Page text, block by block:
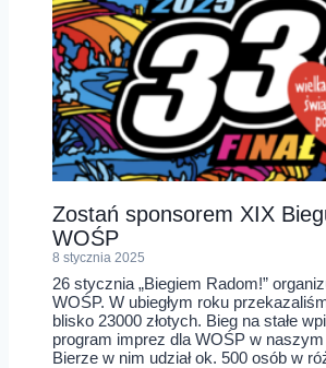
Zostań sponsorem XIX
WOŚP
8 stycznia 2025
26 stycznia „Biegiem Radom!”
WOŚP. W ubiegłym roku
blisko 23000 złotych. Bieg na stałe
program imprez dla WOŚP w
Bierze w nim udział ok. 500 osób w